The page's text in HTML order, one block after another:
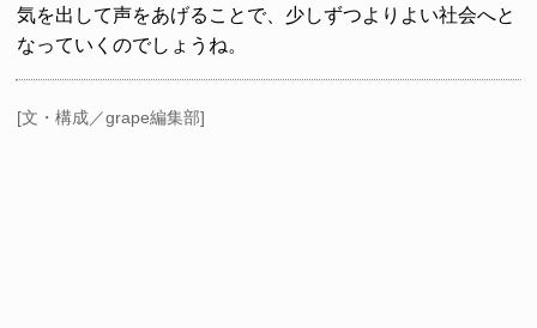
気を出して声をあげることで、少しずつよりよい社会へと
なっていくのでしょうね。
[文・構成／grape編集部]